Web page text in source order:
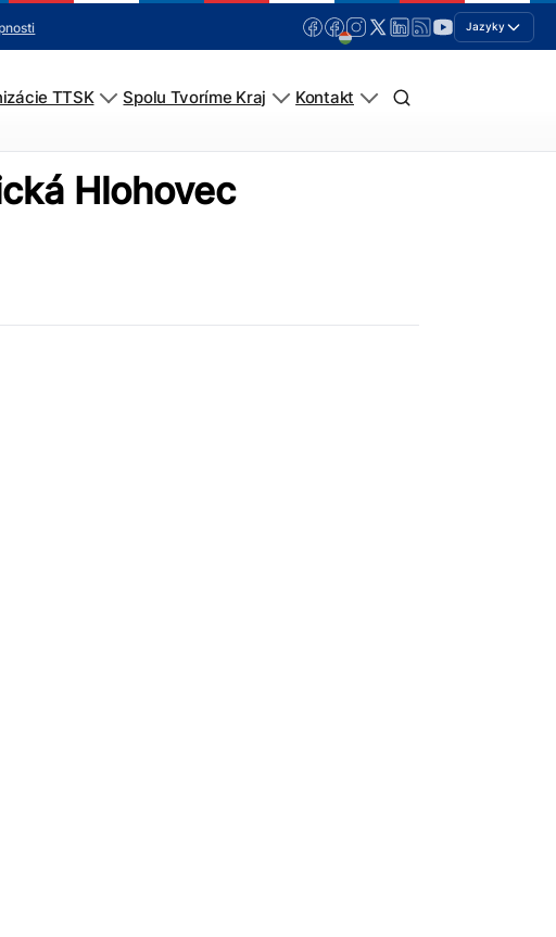
Jazyky
TTSK Spolu Tvoríme Kraj Kontakt
Hlohovec